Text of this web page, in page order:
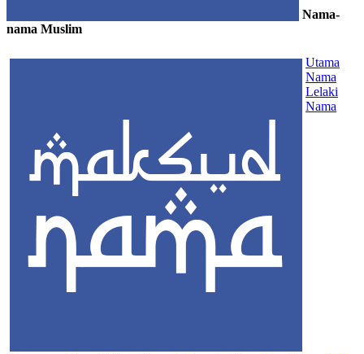
Nama-
nama Muslim
Utama
Nama
Lelaki
Nama